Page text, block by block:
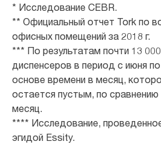
* Исследование CEBR.
** Официальный отчет Tork по
офисных помещений за 2018 г.
*** По результатам почти 13
диспенсеров в период с июня
основе времени в месяц,
остается пустым, по
месяц.
**** Исследование,
эгидой Essity.